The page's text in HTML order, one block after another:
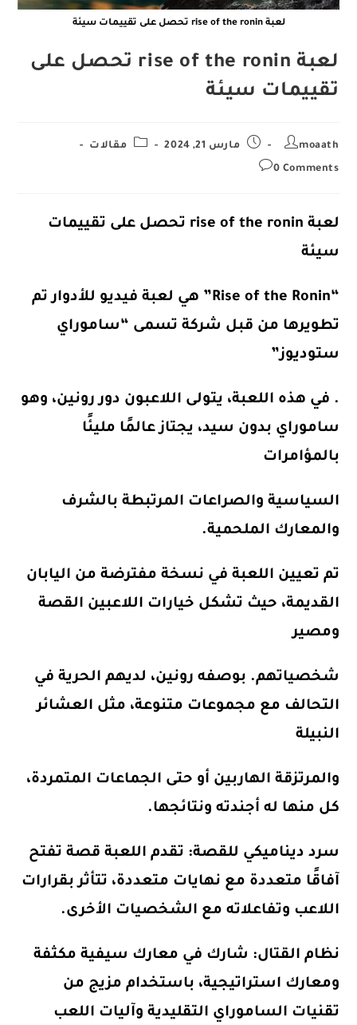
لعبة rise of the ronin تحصل على تقييمات سيئة
لعبة rise of the ronin تحصل على
تقييمات سيئة
Post
moaath
Post مارس 21, 2024
Post مقالات
Post
0 Comments
لعبة rise of the ronin تحصل على تقييمات
سيئة
“Rise of the Ronin” هي لعبة فيديو للأدوار تم
تطويرها من قبل شركة تسمى “ساموراي
ستوديوز”
. في هذه اللعبة، يتولى اللاعبون دور رونين، وهو
ساموراي بدون سيد، يجتاز عالمًا مليئًا
بالمؤامرات
السياسية والصراعات المرتبطة بالشرف
والمعارك الملحمية.
تم تعيين اللعبة في نسخة مفترضة من اليابان
القديمة، حيث تشكل خيارات اللاعبين القصة
ومصير
شخصياتهم. بوصفه رونين، لديهم الحرية في
التحالف مع مجموعات متنوعة، مثل العشائر
النبيلة
والمرتزقة الهاربين أو حتى الجماعات المتمردة،
كل منها له أجندته ونتائجها.
سرد ديناميكي للقصة: تقدم اللعبة قصة تفتح
آفاقًا متعددة مع نهايات متعددة، تتأثر بقرارات
اللاعب وتفاعلاته مع الشخصيات الأخرى.
نظام القتال: شارك في معارك سيفية مكثفة
ومعارك استراتيجية، باستخدام مزيج من
تقنيات الساموراي التقليدية وآليات اللعب